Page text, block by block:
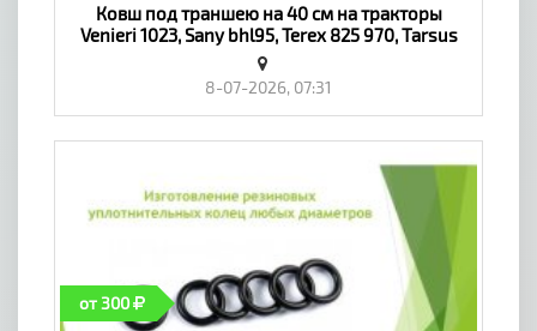
​Ковш под траншею на 40 см на тракторы
Venieri 1023, Sany bhl95, Terex 825 970, Tarsus
888, Komatsu - «Транспорт»
8-07-2026, 07:31
от 300